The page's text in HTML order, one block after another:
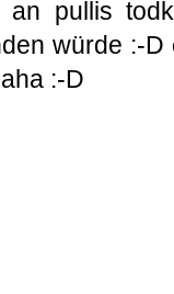
pullis
würde :-
:-D